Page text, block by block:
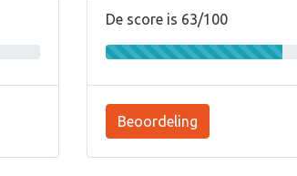
De score is 63/100
Beoordeling